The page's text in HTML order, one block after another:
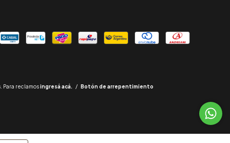
Para reclamos ingresá acá. / Botón de arrepentimiento